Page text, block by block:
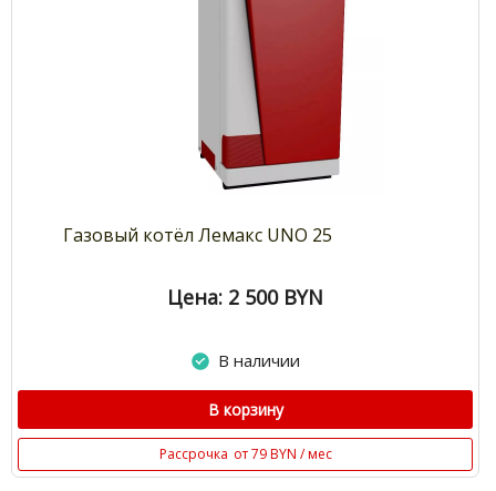
Газовый котёл Лемакс UNO 25
Цена: 2 500 BYN
В наличии
В корзину
Рассрочка от 79 BYN / мес